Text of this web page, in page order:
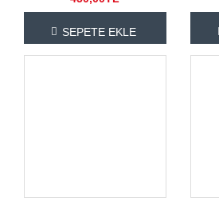
SEPETE EKLE